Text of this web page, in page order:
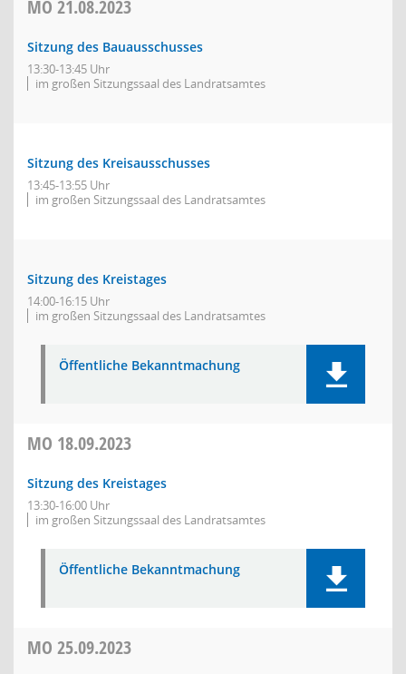
MO 21.08.2023
Sitzung des Bauausschusses
13:30-13:45 Uhr
im großen Sitzungssaal des Landratsamtes
Sitzung des Kreisausschusses
13:45-13:55 Uhr
im großen Sitzungssaal des Landratsamtes
Sitzung des Kreistages
14:00-16:15 Uhr
im großen Sitzungssaal des Landratsamtes
Öffentliche Bekanntmachung
MO 18.09.2023
Sitzung des Kreistages
13:30-16:00 Uhr
im großen Sitzungssaal des Landratsamtes
Öffentliche Bekanntmachung
MO 25.09.2023